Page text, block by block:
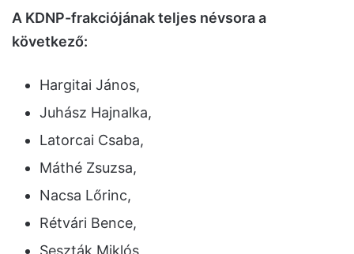
A KDNP-frakciójának teljes névsora a
következő:
Hargitai János,
Juhász Hajnalka,
Latorcai Csaba,
Máthé Zsuzsa,
Nacsa Lőrinc,
Rétvári Bence,
Seszták Miklós,